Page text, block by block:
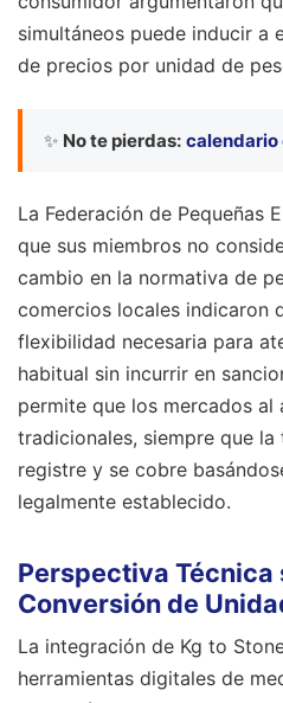
simultáneos puede inducir a
de precios por unidad de
✨ No te pierdas: calendario
La Federación de Pequeñas
que sus miembros no
cambio en la normativa de
comercios locales indicaron
flexibilidad necesaria para
habitual sin incurrir en
permite que los mercados
tradicionales, siempre que
registre y se cobre
legalmente establecido.
Perspectiva Técnica
Conversión de
La integración de Kg to
herramientas digitales de